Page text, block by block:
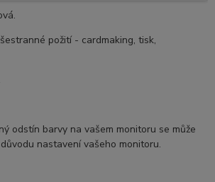
požití - cardmaking, tisk,
odstín barvy na vašem monitoru se může
nastavení vašeho monitoru.